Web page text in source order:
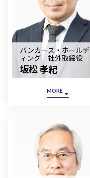
バンカーズ・ホールデ
ィング 社外取締役
坂松 孝紀
MORE